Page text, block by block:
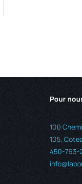
Pour
100
105,
450-763-